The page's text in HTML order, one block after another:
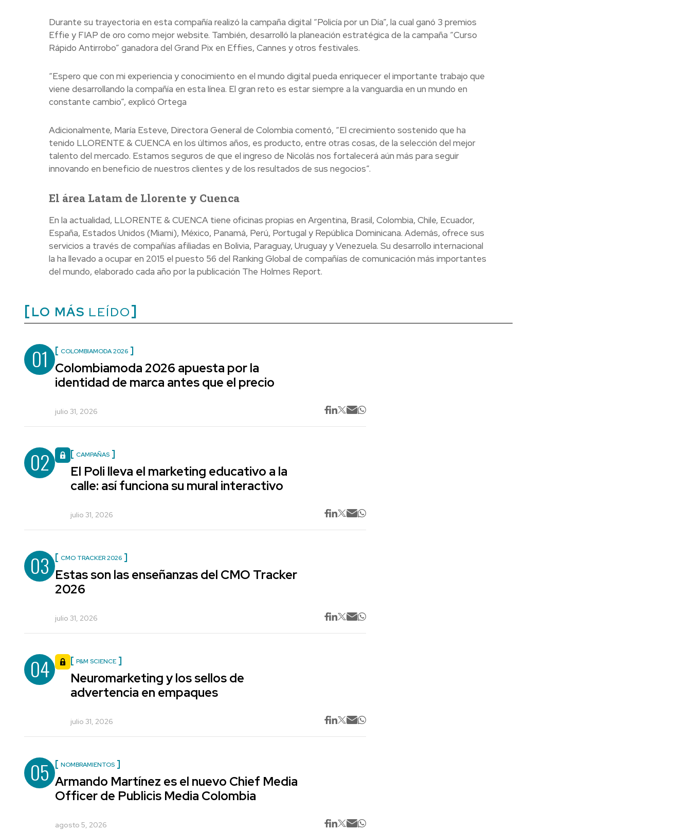
Durante su trayectoria en esta compañía realizó la campaña digital “Policía por un Día”, la cual ganó 3 premios
Effie y FIAP de oro como mejor website. También, desarrolló la planeación estratégica de la campaña “Curso
Rápido Antirrobo” ganadora del Grand Pix en Effies, Cannes y otros festivales.
“Espero que con mi experiencia y conocimiento en el mundo digital pueda enriquecer el importante trabajo que
viene desarrollando la compañía en esta línea. El gran reto es estar siempre a la vanguardia en un mundo en
constante cambio”, explicó Ortega
Adicionalmente, María Esteve, Directora General de Colombia comentó, “El crecimiento sostenido que ha
tenido LLORENTE & CUENCA en los últimos años, es producto, entre otras cosas, de la selección del mejor
talento del mercado. Estamos seguros de que el ingreso de Nicolás nos fortalecerá aún más para seguir
innovando en beneficio de nuestros clientes y de los resultados de sus negocios”.
El área Latam de Llorente y Cuenca
En la actualidad, LLORENTE & CUENCA tiene oficinas propias en Argentina, Brasil, Colombia, Chile, Ecuador,
España, Estados Unidos (Miami), México, Panamá, Perú, Portugal y República Dominicana. Además, ofrece sus
servicios a través de compañías afiliadas en Bolivia, Paraguay, Uruguay y Venezuela. Su desarrollo internacional
la ha llevado a ocupar en 2015 el puesto 56 del Ranking Global de compañías de comunicación más importantes
del mundo, elaborado cada año por la publicación The Holmes Report.
LO MÁS LEÍDO
01 COLOMBIAMODA 2026
Colombiamoda 2026 apuesta por la
identidad de marca antes que el precio
julio 31, 2026
02 CAMPAÑAS
El Poli lleva el marketing educativo a la
calle: así funciona su mural interactivo
julio 31, 2026
03 CMO TRACKER 2026
Estas son las enseñanzas del CMO Tracker
2026
julio 31, 2026
04 P&M SCIENCE
Neuromarketing y los sellos de
advertencia en empaques
julio 31, 2026
05 NOMBRAMIENTOS
Armando Martínez es el nuevo Chief Media
Officer de Publicis Media Colombia
agosto 5, 2026